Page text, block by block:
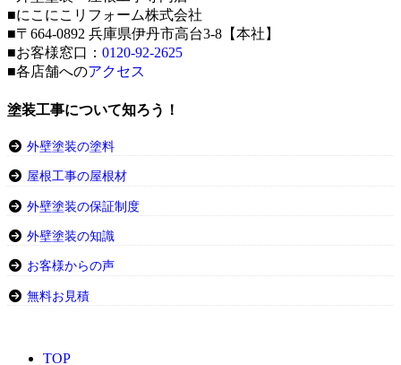
■にこにこリフォーム株式会社
■〒664-0892 兵庫県伊丹市高台3-8【本社】
■お客様窓口： 0120-92-2625
■各店舗へのアクセス
塗装工事について知ろう！
外壁塗装の塗料
屋根工事の屋根材
外壁塗装の保証制度
外壁塗装の知識
お客様からの声
無料お見積
TOP